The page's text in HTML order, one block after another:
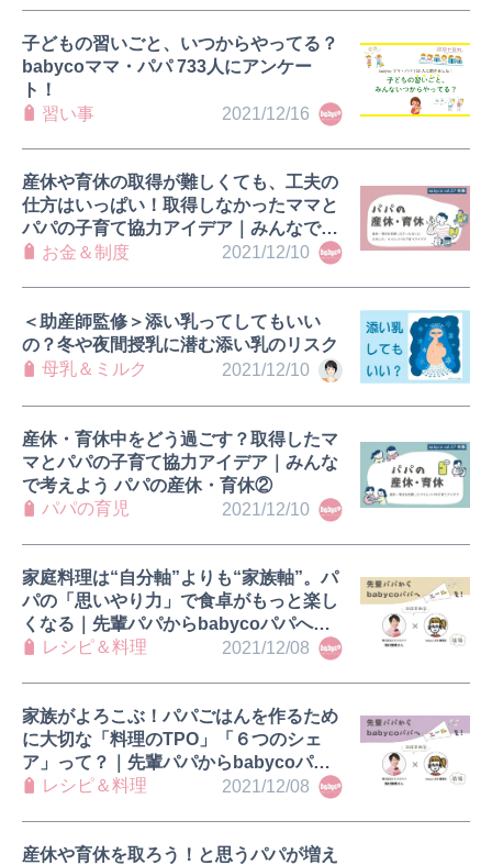
2021/12/16
子どもの習いごと、いつからやってる？
babycoママ・パパ 733人にアンケー
ト！
習い事
2021/12/10
産休や育休の取得が難しくても、工夫の
仕方はいっぱい！取得しなかったママと
パパの子育て協力アイデア｜みんなで考
えよう パパの産休・育休③
お金＆制度
2021/12/10
＜助産師監修＞添い乳ってしてもいい
の？冬や夜間授乳に潜む添い乳のリスク
母乳＆ミルク
2021/12/10
産休・育休中をどう過ごす？取得したマ
マとパパの子育て協力アイデア｜みんな
で考えよう パパの産休・育休②
パパの育児
2021/12/08
家庭料理は“自分軸”よりも“家族軸”。パ
パの「思いやり力」で食卓がもっと楽し
くなる｜先輩パパからbabycoパパへエ
ールを！インタビュー②滝村雅晴さん
レシピ＆料理
2021/12/08
家族がよろこぶ！パパごはんを作るため
に大切な「料理のTPO」「６つのシェ
ア」って？｜先輩パパからbabycoパパ
へエールを！インタビュー②滝村雅晴さ
レシピ＆料理
産休や育休を取ろう！と思うパパが増え